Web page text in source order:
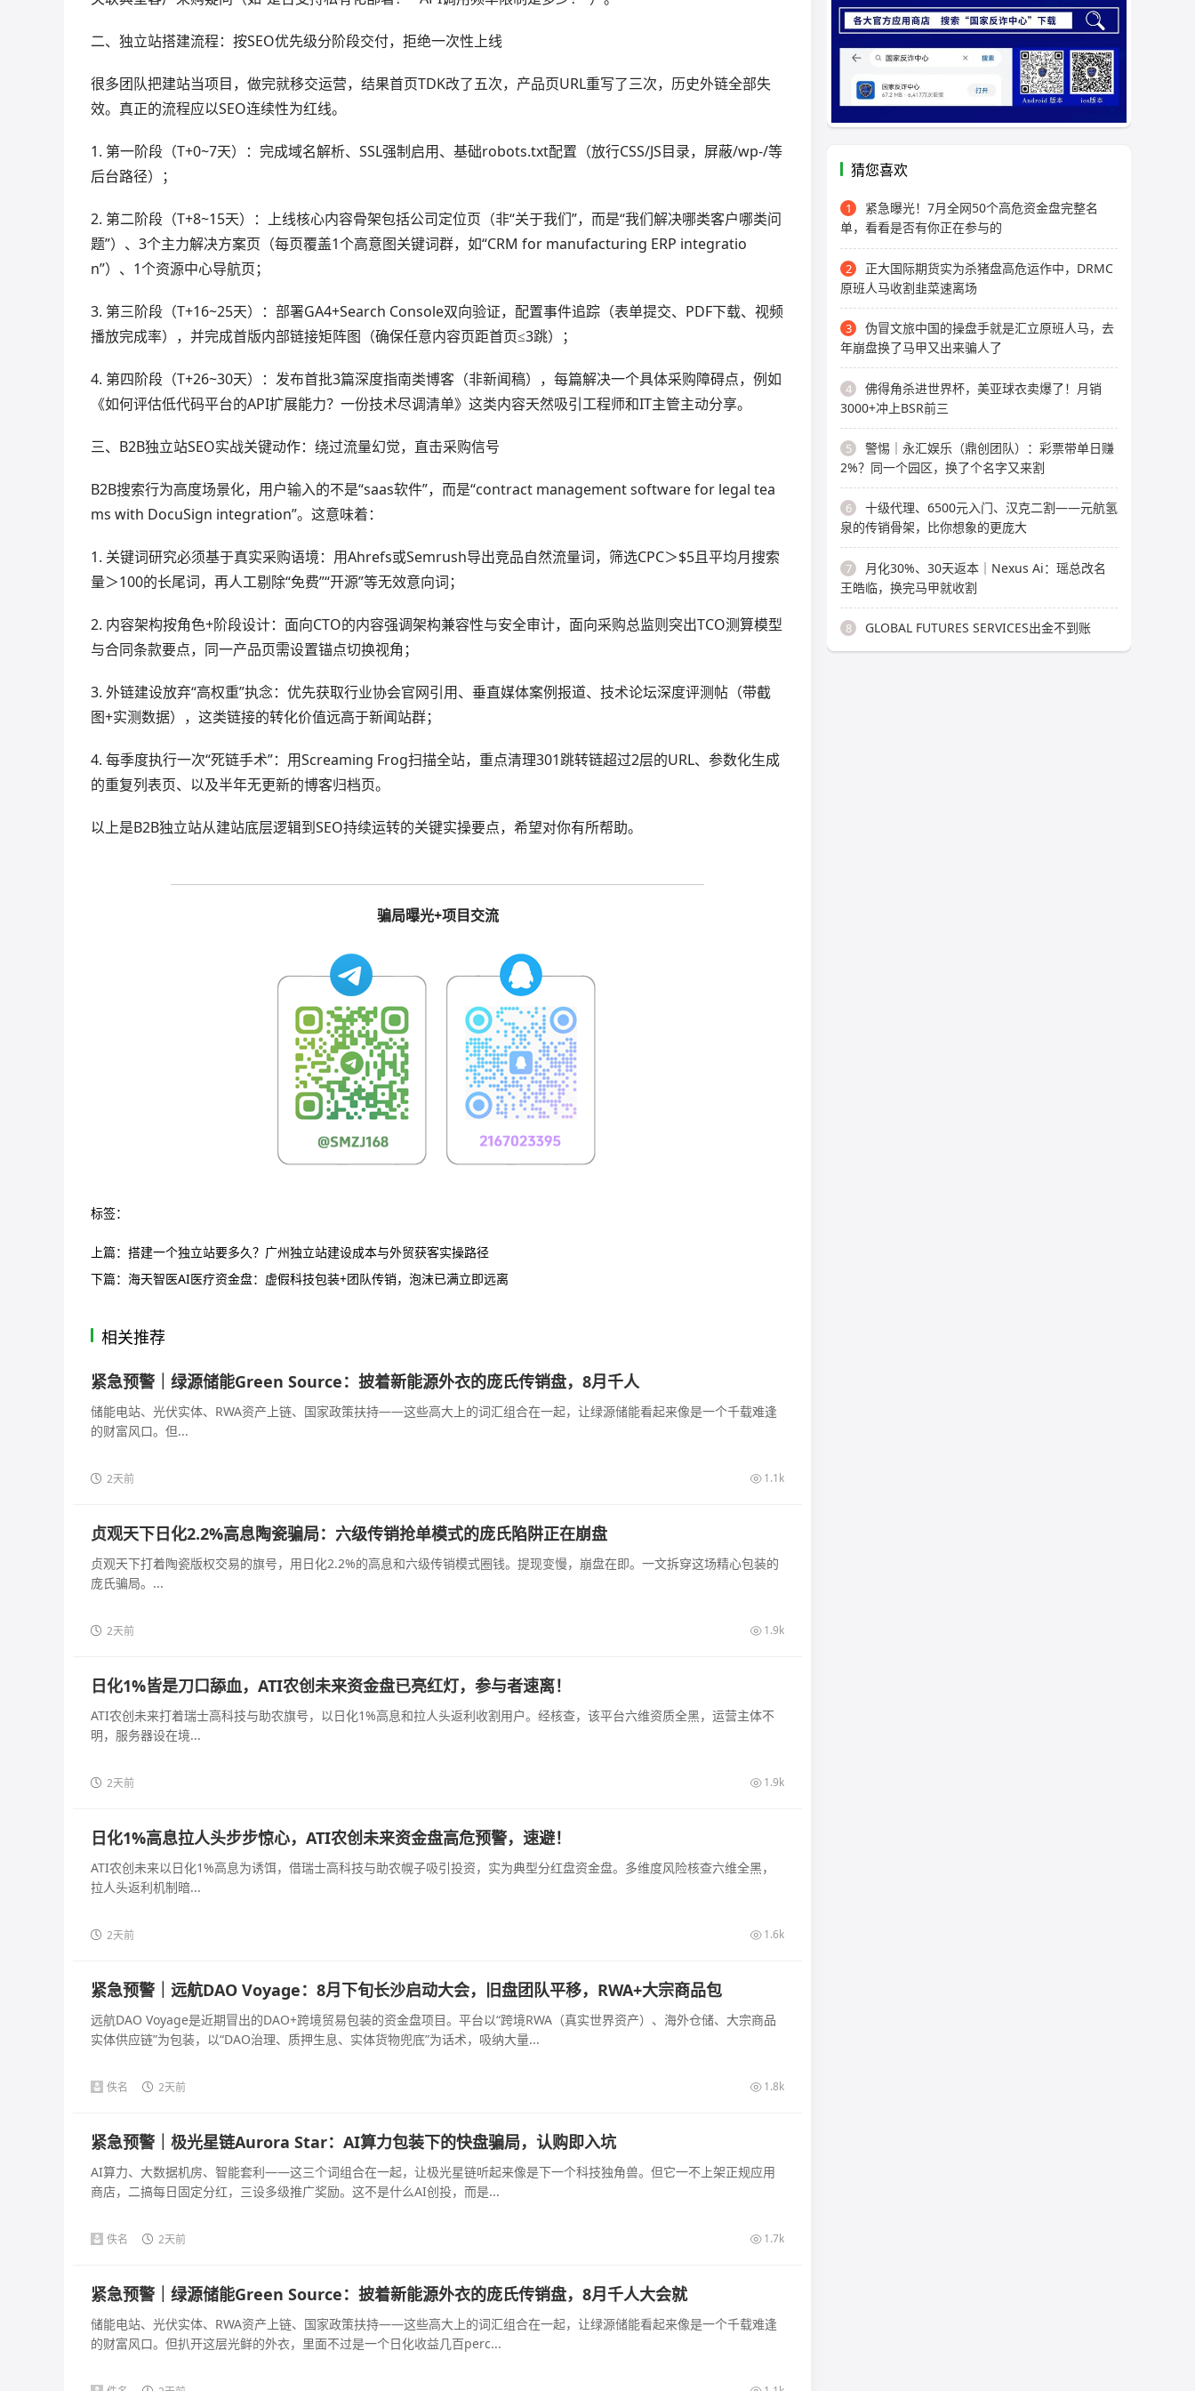
二、独立站搭建流程：按SEO优先级分阶段交付，拒绝一次性上线
很多团队把建站当项目，做完就移交运营，结果首页TDK改了五次，产品页URL重写了三次，历史外链全部失
效。真正的流程应以SEO连续性为红线。
1. 第一阶段（T+0~7天）：完成域名解析、SSL强制启用、基础robots.txt配置（放行CSS/JS目录，屏蔽/wp-/等
后台路径）；
2. 第二阶段（T+8~15天）：上线核心内容骨架包括公司定位页（非“关于我们”，而是“我们解决哪类客户哪类问
题”）、3个主力解决方案页（每页覆盖1个高意图关键词群，如“CRM for manufacturing ERP integratio
n”）、1个资源中心导航页；
3. 第三阶段（T+16~25天）：部署GA4+Search Console双向验证，配置事件追踪（表单提交、PDF下载、视频
播放完成率），并完成首版内部链接矩阵图（确保任意内容页距首页≤3跳）；
4. 第四阶段（T+26~30天）：发布首批3篇深度指南类博客（非新闻稿），每篇解决一个具体采购障碍点，例如
《如何评估低代码平台的API扩展能力？一份技术尽调清单》这类内容天然吸引工程师和IT主管主动分享。
三、B2B独立站SEO实战关键动作：绕过流量幻觉，直击采购信号
B2B搜索行为高度场景化，用户输入的不是“saas软件”，而是“contract management software for legal tea
ms with DocuSign integration”。这意味着：
1. 关键词研究必须基于真实采购语境：用Ahrefs或Semrush导出竞品自然流量词，筛选CPC＞$5且平均月搜索
量＞100的长尾词，再人工剔除“免费”“开源”等无效意向词；
2. 内容架构按角色+阶段设计：面向CTO的内容强调架构兼容性与安全审计，面向采购总监则突出TCO测算模型
与合同条款要点，同一产品页需设置锚点切换视角；
3. 外链建设放弃“高权重”执念：优先获取行业协会官网引用、垂直媒体案例报道、技术论坛深度评测帖（带截
图+实测数据），这类链接的转化价值远高于新闻站群；
4. 每季度执行一次“死链手术”：用Screaming Frog扫描全站，重点清理301跳转链超过2层的URL、参数化生成
的重复列表页、以及半年无更新的博客归档页。
以上是B2B独立站从建站底层逻辑到SEO持续运转的关键实操要点，希望对你有所帮助。
骗局曝光+项目交流
标签：
上篇： 搭建一个独立站要多久？广州独立站建设成本与外贸获客实操路径
下篇： 海天智医AI医疗资金盘：虚假科技包装+团队传销，泡沫已满立即远离
相关推荐
紧急预警｜绿源储能Green Source：披着新能源外衣的庞氏传销盘，8月千人
储能电站、光伏实体、RWA资产上链、国家政策扶持——这些高大上的词汇组合在一起，让绿源储能看起来像是一个千载难逢
的财富风口。但...
2天前 1.1k
贞观天下日化2.2%高息陶瓷骗局：六级传销抢单模式的庞氏陷阱正在崩盘
贞观天下打着陶瓷版权交易的旗号，用日化2.2%的高息和六级传销模式圈钱。提现变慢，崩盘在即。一文拆穿这场精心包装的
庞氏骗局。...
2天前 1.9k
日化1%皆是刀口舔血，ATI农创未来资金盘已亮红灯，参与者速离！
ATI农创未来打着瑞士高科技与助农旗号，以日化1%高息和拉人头返利收割用户。经核查，该平台六维资质全黑，运营主体不
明，服务器设在境...
2天前 1.9k
日化1%高息拉人头步步惊心，ATI农创未来资金盘高危预警，速避！
ATI农创未来以日化1%高息为诱饵，借瑞士高科技与助农幌子吸引投资，实为典型分红盘资金盘。多维度风险核查六维全黑，
拉人头返利机制暗...
2天前 1.6k
紧急预警｜远航DAO Voyage：8月下旬长沙启动大会，旧盘团队平移，RWA+大宗商品包
远航DAO Voyage是近期冒出的DAO+跨境贸易包装的资金盘项目。平台以“跨境RWA（真实世界资产）、海外仓储、大宗商品
实体供应链”为包装，以“DAO治理、质押生息、实体货物兜底”为话术，吸纳大量...
佚名 2天前 1.8k
紧急预警｜极光星链Aurora Star：AI算力包装下的快盘骗局，认购即入坑
AI算力、大数据机房、智能套利——这三个词组合在一起，让极光星链听起来像是下一个科技独角兽。但它一不上架正规应用
商店，二搞每日固定分红，三设多级推广奖励。这不是什么AI创投，而是...
佚名 2天前 1.7k
紧急预警｜绿源储能Green Source：披着新能源外衣的庞氏传销盘，8月千人大会就
储能电站、光伏实体、RWA资产上链、国家政策扶持——这些高大上的词汇组合在一起，让绿源储能看起来像是一个千载难逢
的财富风口。但扒开这层光鲜的外衣，里面不过是一个日化收益几百perc...
猜您喜欢
1
紧急曝光！7月全网50个高危资金盘完整名
单，看看是否有你正在参与的
2
正大国际期货实为杀猪盘高危运作中，DRMC
原班人马收割韭菜速离场
3
伪冒文旅中国的操盘手就是汇立原班人马，去
年崩盘换了马甲又出来骗人了
4
佛得角杀进世界杯，美亚球衣卖爆了！月销
3000+冲上BSR前三
5
警惕｜永汇娱乐（鼎创团队）：彩票带单日赚
2%？同一个园区，换了个名字又来割
6
十级代理、6500元入门、汉克二割——元航氢
泉的传销骨架，比你想象的更庞大
7
月化30%、30天返本｜Nexus Ai：瑶总改名
王皓临，换完马甲就收割
8 GLOBAL FUTURES SERVICES出金不到账